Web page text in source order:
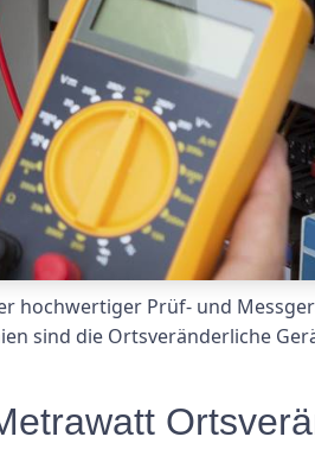
hochwertiger Prüf- und
sind die Ortsveränderliche